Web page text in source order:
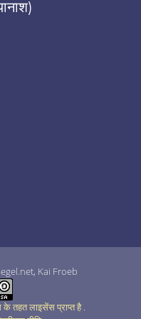
Kai Froeb
तहत लाइसेंस प्राप्त है.